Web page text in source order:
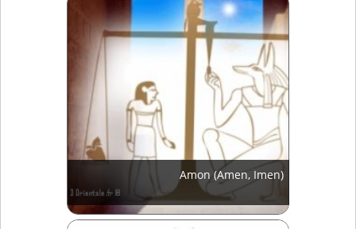
Amon (Amen, Imen)